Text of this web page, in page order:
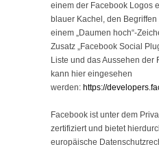
einem der Facebook Logos
blauer Kachel, den Begriffen
einem „Daumen hoch“-
Zusatz „Facebook Social
Liste und das Aussehen der
kann hier eingesehen
werden: https://
Facebook ist unter dem
zertifiziert und bietet
europäische